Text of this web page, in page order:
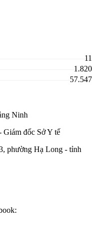
11
1.820
57.547
Ninh
đốc Sở Y tế
phường Hạ Long - tỉnh